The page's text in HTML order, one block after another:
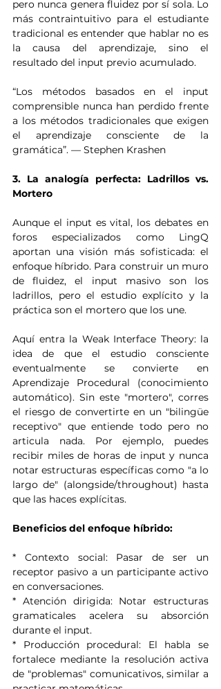
pero nunca genera fluidez por sí sola. Lo
más contraintuitivo para el estudiante
tradicional es entender que hablar no es
la causa del aprendizaje, sino el
resultado del input previo acumulado.
“Los métodos basados en el input
comprensible nunca han perdido frente
a los métodos tradicionales que exigen
el aprendizaje consciente de la
gramática”. — Stephen Krashen
3. La analogía perfecta: Ladrillos vs.
Mortero
Aunque el input es vital, los debates en
foros especializados como LingQ
aportan una visión más sofisticada: el
enfoque híbrido. Para construir un muro
de fluidez, el input masivo son los
ladrillos, pero el estudio explícito y la
práctica son el mortero que los une.
Aquí entra la Weak Interface Theory: la
idea de que el estudio consciente
eventualmente se convierte en
Aprendizaje Procedural (conocimiento
automático). Sin este "mortero", corres
el riesgo de convertirte en un "bilingüe
receptivo" que entiende todo pero no
articula nada. Por ejemplo, puedes
recibir miles de horas de input y nunca
notar estructuras específicas como "a lo
largo de" (alongside/throughout) hasta
que las haces explícitas.
Beneficios del enfoque híbrido:
* Contexto social: Pasar de ser un
receptor pasivo a un participante activo
en conversaciones.
* Atención dirigida: Notar estructuras
gramaticales acelera su absorción
durante el input.
* Producción procedural: El habla se
fortalece mediante la resolución activa
de "problemas" comunicativos, similar a